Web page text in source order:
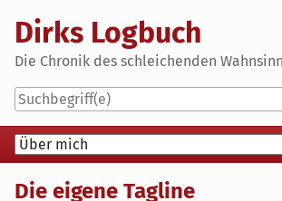
content
Dirks Logbuch
Die Chronik des schleichenden
Navigation
Die eigene Tagline